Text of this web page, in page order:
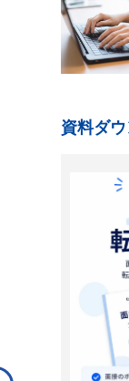
資料ダ